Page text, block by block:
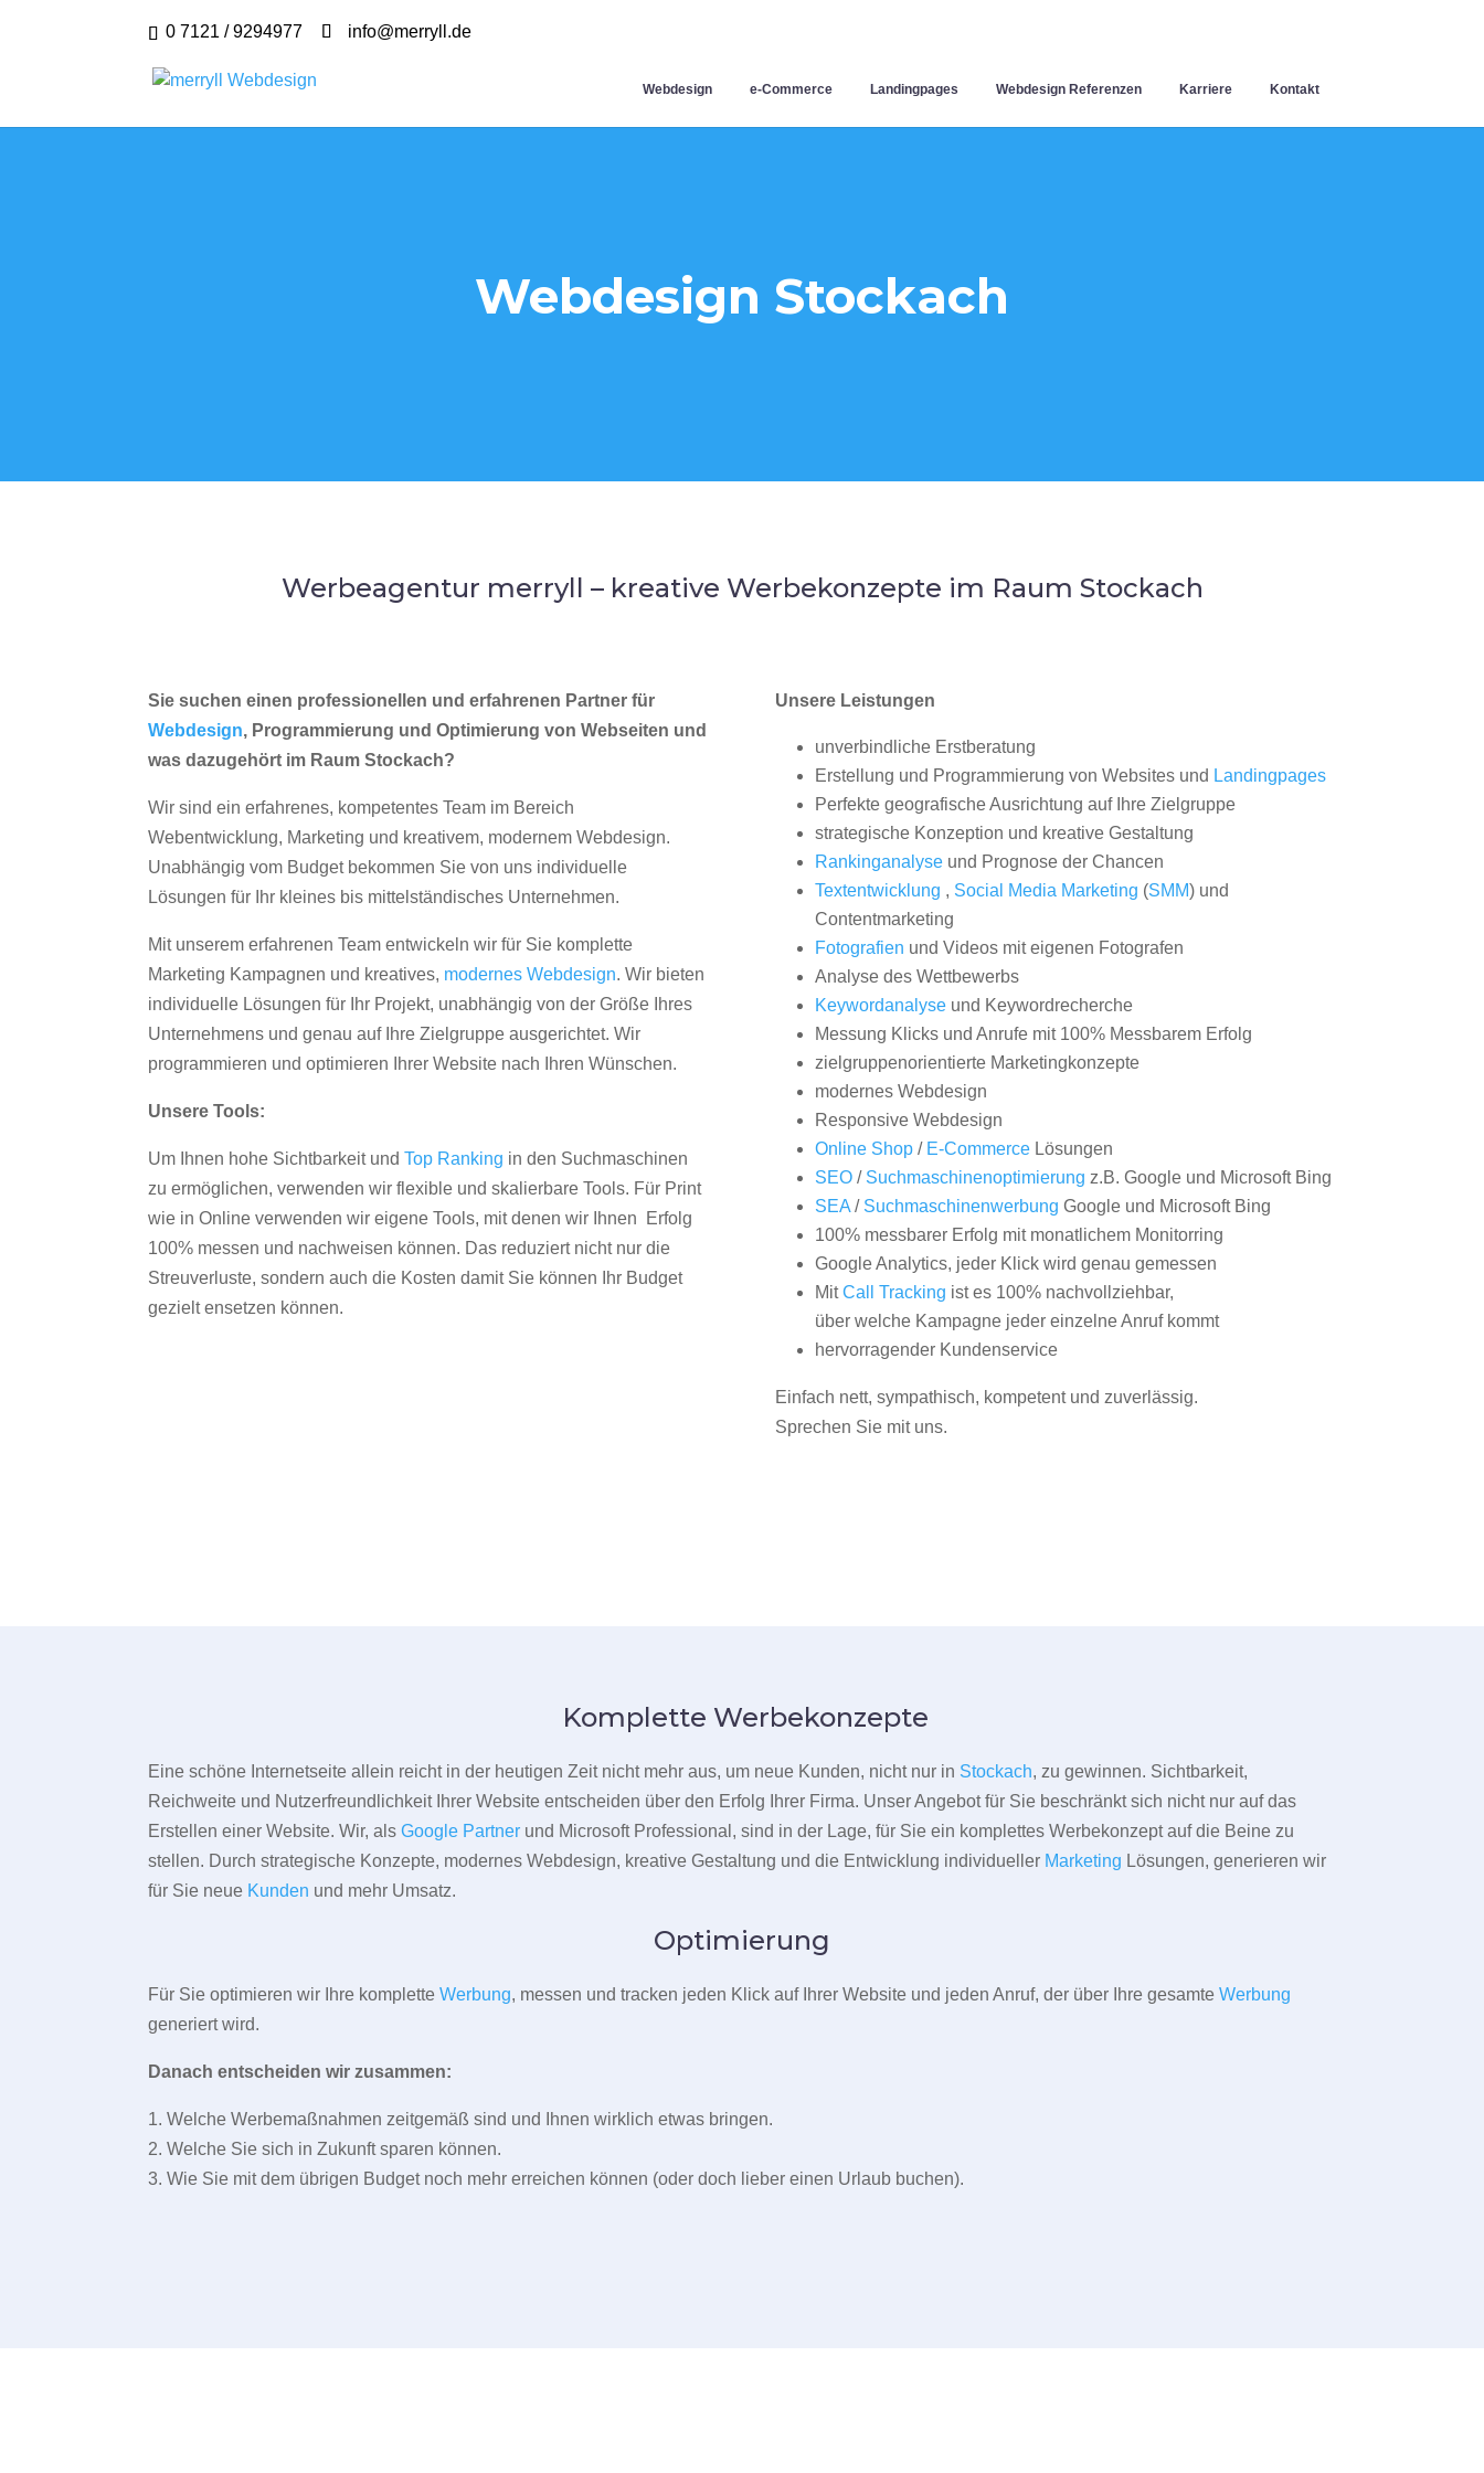
0 7121 / 9294977 info@merryll.de
Webdesign e-Commerce Landingpages Webdesign Referenzen Karriere Kontakt
Webdesign Stockach
Werbeagentur merryll – kreative Werbekonzepte im Raum Stockach
Sie suchen einen professionellen und erfahrenen Partner für
Webdesign, Programmierung und Optimierung von Webseiten und
was dazugehört im Raum Stockach?
Wir sind ein erfahrenes, kompetentes Team im Bereich
Webentwicklung, Marketing und kreativem, modernem Webdesign.
Unabhängig vom Budget bekommen Sie von uns individuelle
Lösungen für Ihr kleines bis mittelständisches Unternehmen.
Mit unserem erfahrenen Team entwickeln wir für Sie komplette
Marketing Kampagnen und kreatives, modernes Webdesign. Wir bieten
individuelle Lösungen für Ihr Projekt, unabhängig von der Größe Ihres
Unternehmens und genau auf Ihre Zielgruppe ausgerichtet. Wir
programmieren und optimieren Ihrer Website nach Ihren Wünschen.
Unsere Tools:
Um Ihnen hohe Sichtbarkeit undTop Ranking in den Suchmaschinen
zu ermöglichen, verwenden wir flexible und skalierbare Tools. Für Print
wie in Online verwenden wir eigene Tools, mit denen wir Ihnen Erfolg
100% messen und nachweisen können. Das reduziert nicht nur die
Streuverluste, sondern auch die Kosten damit Sie können Ihr Budget
gezielt ensetzen können.
Unsere Leistungen
unverbindliche Erstberatung
Erstellung und Programmierung von Websites und Landingpages
Perfekte geografische Ausrichtung auf Ihre Zielgruppe
strategische Konzeption und kreative Gestaltung
Rankinganalyseund Prognose der Chancen
Textentwicklung , Social Media Marketing (SMM) und
Contentmarketing
Fotografien und Videos mit eigenen Fotografen
Analyse des Wettbewerbs
Keywordanalyseund Keywordrecherche
Messung Klicks und Anrufe mit 100% Messbarem Erfolg
zielgruppenorientierte Marketingkonzepte
modernes Webdesign
Responsive Webdesign
Online Shop/ E-CommerceLösungen
SEO/ Suchmaschinenoptimierung z.B. Google und Microsoft Bing
SEA/ Suchmaschinenwerbung Google und Microsoft Bing
100% messbarer Erfolg mit monatlichem Monitorring
Google Analytics, jeder Klick wird genau gemessen
MitCall Tracking ist es 100% nachvollziehbar,
über welche Kampagne jeder einzelne Anruf kommt
hervorragender Kundenservice
Einfach nett, sympathisch, kompetent und zuverlässig.
Sprechen Sie mit uns.
Komplette Werbekonzepte
Eine schöne Internetseite allein reicht in der heutigen Zeit nicht mehr aus, um neue Kunden, nicht nur in Stockach, zu gewinnen. Sichtbarkeit,
Reichweite und Nutzerfreundlichkeit Ihrer Website entscheiden über den Erfolg Ihrer Firma. Unser Angebot für Sie beschränkt sich nicht nur auf das
Erstellen einer Website. Wir, alsGoogle Partner und Microsoft Professional, sind in der Lage, für Sie ein komplettes Werbekonzept auf die Beine zu
stellen. Durch strategische Konzepte, modernes Webdesign, kreative Gestaltung und die Entwicklung individueller Marketing Lösungen, generieren wir
für Sie neue Kunden und mehr Umsatz.
Optimierung
Für Sie optimieren wir Ihre kompletteWerbung, messen und tracken jeden Klick auf Ihrer Website und jeden Anruf, der über Ihre gesamteWerbung
generiert wird.
Danach entscheiden wir zusammen:
1. Welche Werbemaßnahmen zeitgemäß sind und Ihnen wirklich etwas bringen.
2. Welche Sie sich in Zukunft sparen können.
3. Wie Sie mit dem übrigen Budget noch mehr erreichen können (oder doch lieber einen Urlaub buchen).